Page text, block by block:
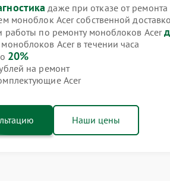
даже при отказе от ремонта
моноблок Acer собственной
работы по ремонту моноблоков Acer
Acer в течении часа
20%
на ремонт
Acer
Наши цены